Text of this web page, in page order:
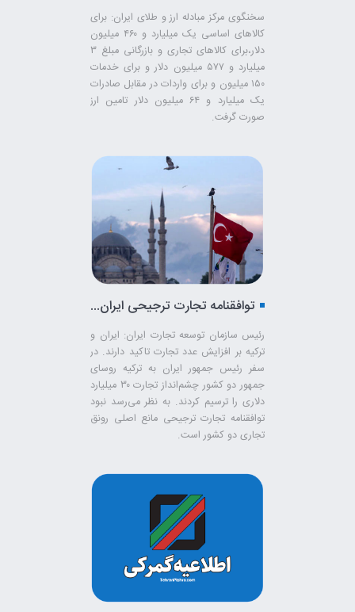
سخنگوی مرکز مبادله ارز و طلای ایران: برای
کالاهای اساسی یک میلیارد و ۴۶۰ میلیون
دلار،‌برای کالاهای تجاری و بازرگانی مبلغ ۳
میلیارد و ۵۷۷ میلیون دلار و برای خدمات
۱۵۰ میلیون و برای واردات در مقابل صادرات
یک میلیارد و ۶۴ میلیون دلار تامین ارز
صورت گرفت.
توافقنامه تجارت ترجیحی ایران و ترکیه نهایی خواهد شد
رئیس سازمان توسعه تجارت ایران: ایران و
ترکیه بر افزایش عدد تجارت تاکید دارند. در
سفر رئیس جمهور ایران به ترکیه روسای
جمهور دو کشور چشم‌انداز تجارت ۳۰ میلیارد
دلاری را ترسیم کردند. به نظر می‌رسد نبود
توافقنامه تجارت ترجیحی مانع اصلی رونق
تجاری دو کشور است.